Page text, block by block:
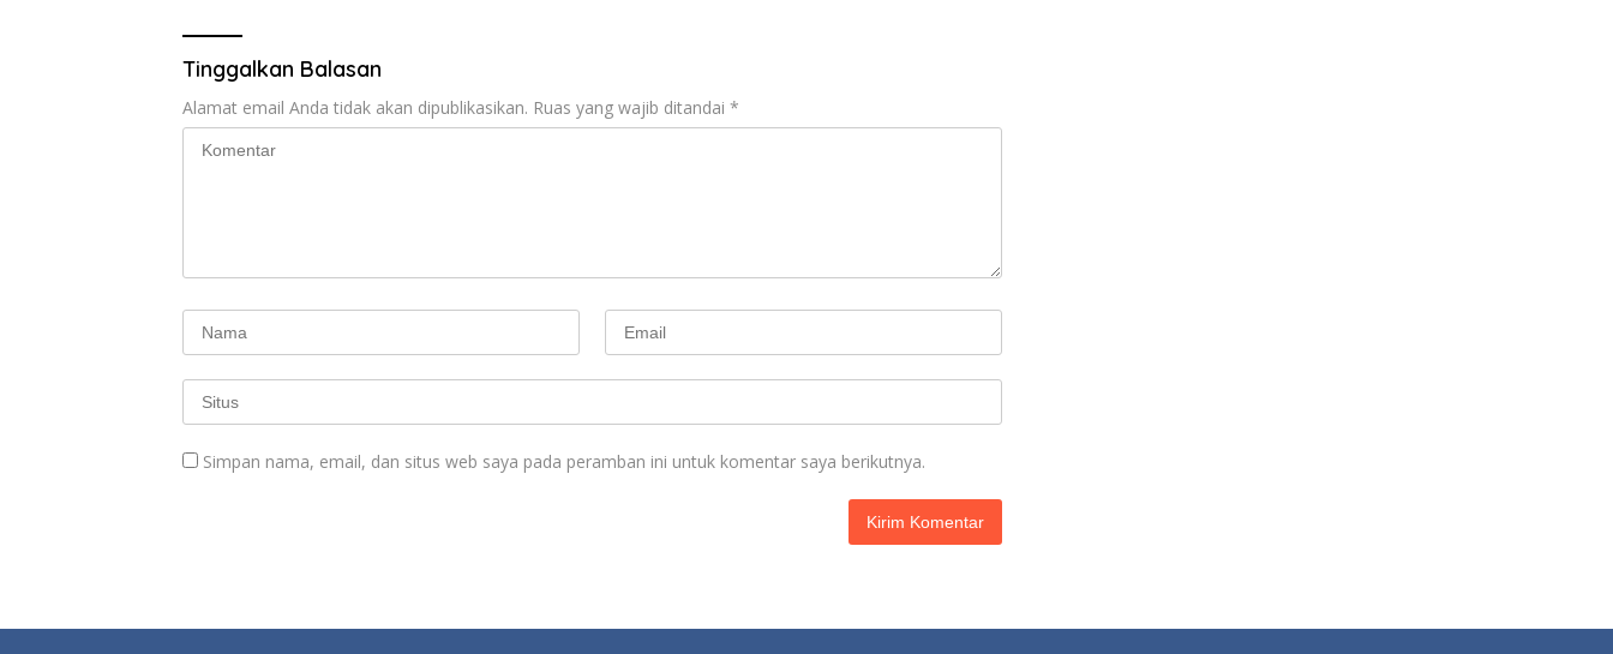
o
k
p
p
Tinggalkan Balasan
Alamat email Anda tidak akan dipublikasikan. Ruas yang wajib ditandai *
Simpan nama, email, dan situs web saya pada peramban ini untuk komentar saya berikutnya.